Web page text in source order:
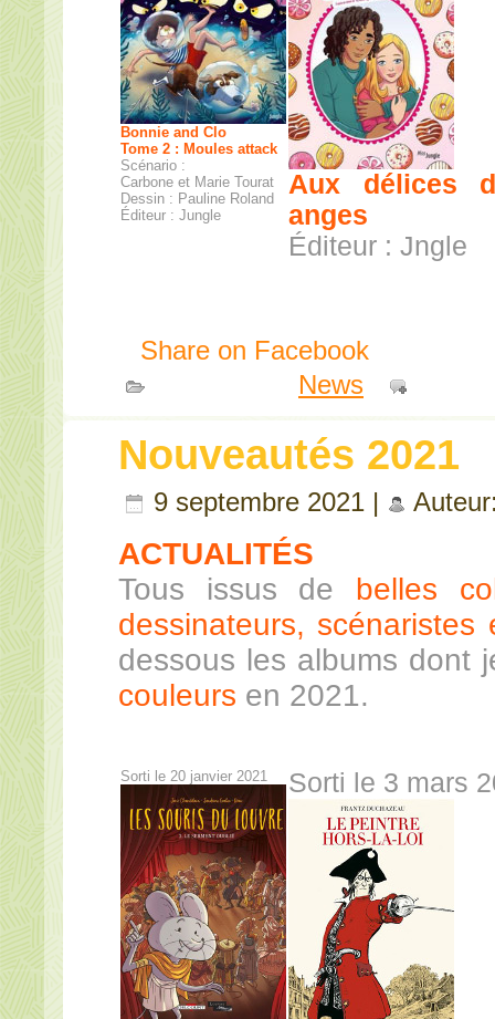
Bonnie and Clo
Tome 2 : Moules attack
Scénario :
Carbone et Marie Tourat
Dessin : Pauline Roland
Éditeur : Jungle
Aux délices
anges
Éditeur : Jngle
Share on Facebook
News
Nouveautés 2021
9 septembre 2021 |
ACTUALITÉS
Tous issus de
belles
dessinateurs, scénaristes
dessous les albums dont
couleurs en 2021.
Sorti le 20 janvier 2021 Sorti le 3 mars